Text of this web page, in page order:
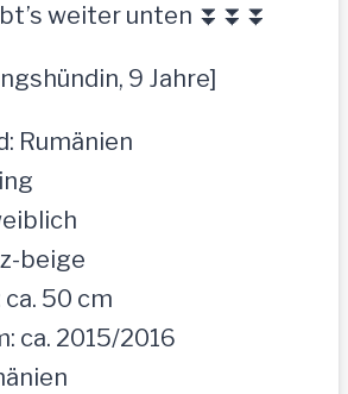
weiter unten ⏬⏬⏬
9 Jahre]
Rumänien
beige
50 cm
ca. 2015/2016